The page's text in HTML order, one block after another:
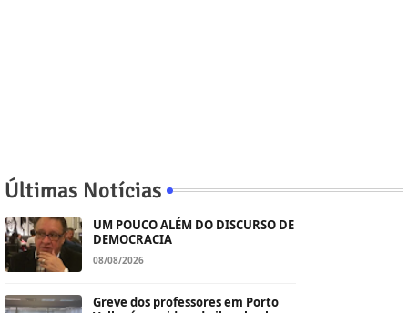
Últimas Notícias
UM POUCO ALÉM DO DISCURSO DE
DEMOCRACIA
08/08/2026
Greve dos professores em Porto